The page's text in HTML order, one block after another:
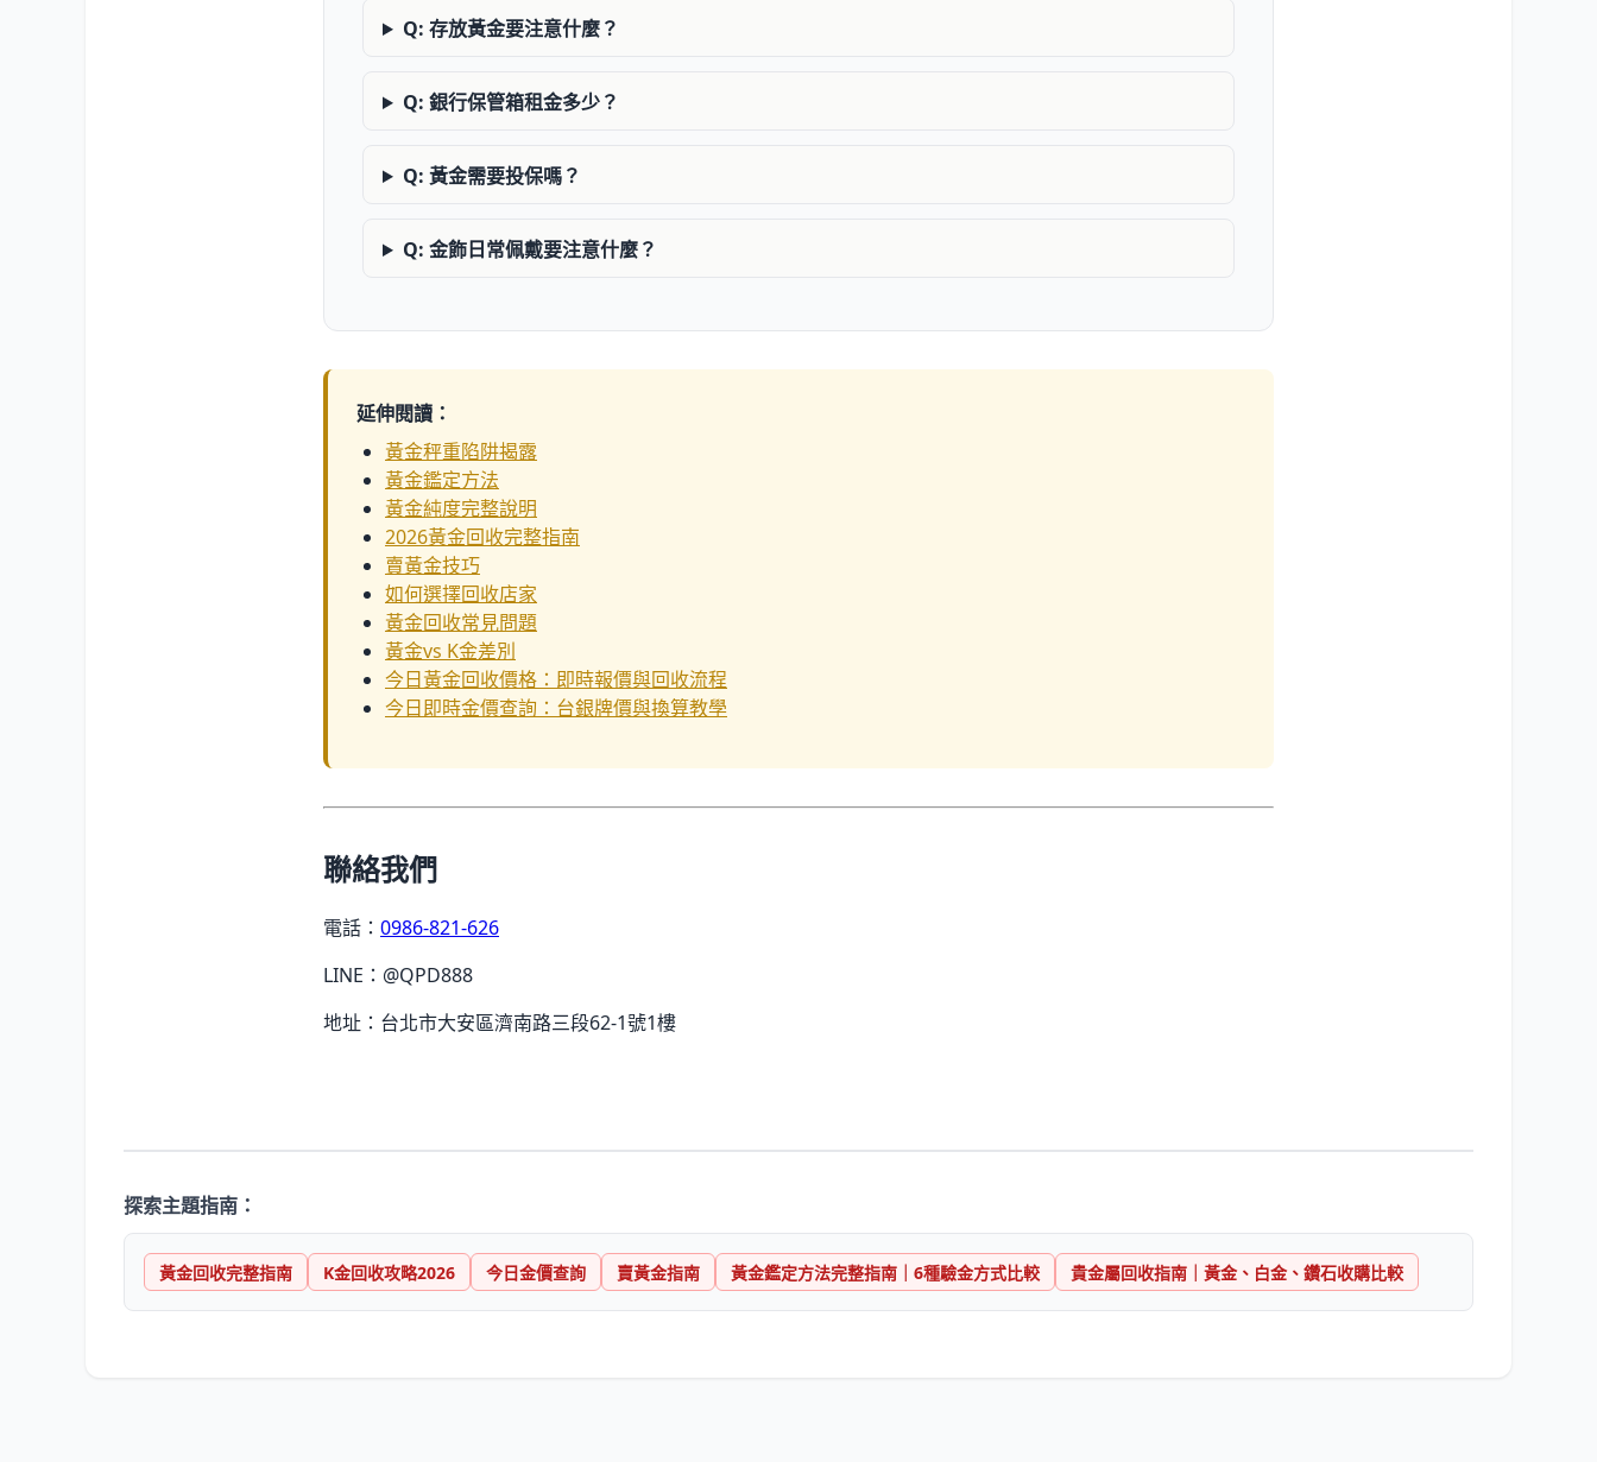
Q: 存放黃金要注意什麼？
Q: 銀行保管箱租金多少？
Q: 黃金需要投保嗎？
Q: 金飾日常佩戴要注意什麼？
延伸閱讀：
黃金秤重陷阱揭露
黃金鑑定方法
黃金純度完整說明
2026黃金回收完整指南
賣黃金技巧
如何選擇回收店家
黃金回收常見問題
黃金vs K金差別
今日黃金回收價格：即時報價與回收流程
今日即時金價查詢：台銀牌價與換算教學
聯絡我們
電話： 0986-821-626
LINE：@QPD888
地址：台北市大安區濟南路三段62-1號1樓
探索主題指南：
黃金回收完整指南 K金回收攻略2026 今日金價查詢 賣黃金指南 黃金鑑定方法完整指南｜6種驗金方式比較 貴金屬回收指南｜黃金、白金、鑽石收購比較